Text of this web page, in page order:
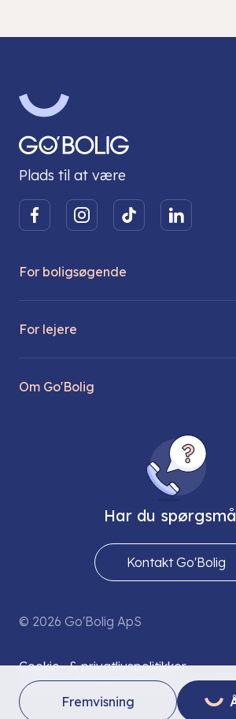
Fremvisning
Plads til at være
For boligsøgende
For lejere
Om Go'Bolig
Send os en sikker mail
Har du
Kontakt Go'Bolig
© 2026 Go'Bolig ApS
Cookie- & privatlivspolitikker
Grøn strømaftale (provision):S T R